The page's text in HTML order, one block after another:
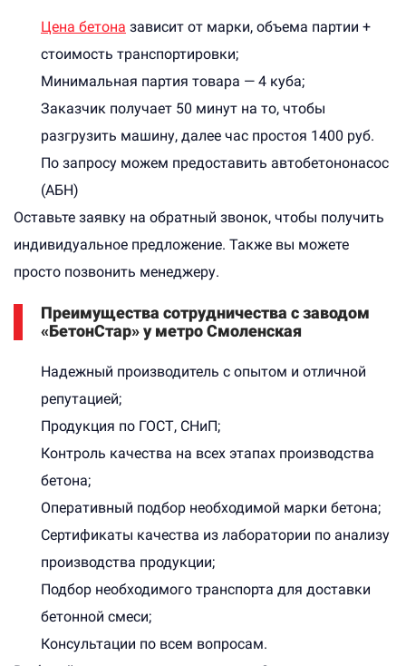
Цена бетона зависит от марки, объема партии +
стоимость транспортировки;
Минимальная партия товара — 4 куба;
Заказчик получает 50 минут на то, чтобы
разгрузить машину, далее час простоя 1400 руб.
По запросу можем предоставить автобетононасос
(АБН)
Оставьте заявку на обратный звонок, чтобы получить
индивидуальное предложение. Также вы можете
просто позвонить менеджеру.
Преимущества сотрудничества с заводом
«БетонСтар» у метро Смоленская
Надежный производитель с опытом и отличной
репутацией;
Продукция по ГОСТ, СНиП;
Контроль качества на всех этапах производства
бетона;
Оперативный подбор необходимой марки бетона;
Сертификаты качества из лаборатории по анализу
производства продукции;
Подбор необходимого транспорта для доставки
бетонной смеси;
Консультации по всем вопросам.